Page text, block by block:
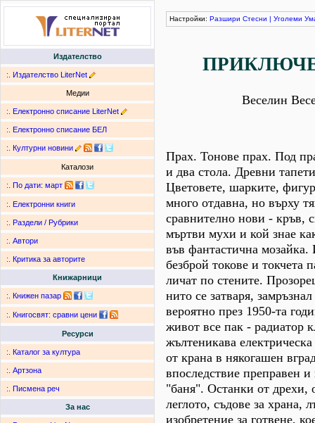
Издателство
:. Издателство LiterNet
Медии
:. Електронно списание LiterNet
:. Електронно списание БЕЛ
:. Културни новини
Каталози
:. По дати: март
:. Електронни книги
:. Раздели / Рубрики
:. Автори
:. Критика за авторите
Книжарници
:. Книжен пазар
:. Книгосвят: сравни цени
Ресурси
:. Каталог за култура
:. Артзона
:. Писмена реч
За нас
Настройки: Разшири Стесни | Уголеми
Веселин
Прах. Тонове прах. Под
и два стола. Древни
Цветовете, шарките,
много отдавна, но върху
сравнително нови - кръв,
мъртви мухи и кой знае
във фантастична мозайка.
безброй токове и токчета
личат по стените.
нито се затваря,
вероятно през 1950-та
живот все пак - радиатор
жълтеникава
от крана в някогашен
впоследствие преправен и
"баня". Останки от дрехи,
леглото, съдове за храна,
изобретение за готвене,